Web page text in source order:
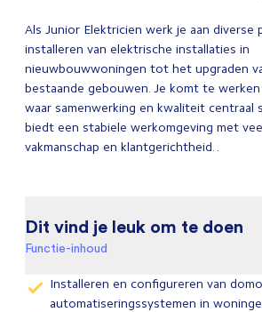
Als Junior Elektricien werk je aan diverse
installeren van elektrische installaties in
nieuwbouwwoningen tot het upgraden
bestaande gebouwen. Je komt te
waar samenwerking en kwaliteit centraal
biedt een stabiele werkomgeving met
vakmanschap en klantgerichtheid. .
Dit vind je leuk om te doen
Functie-inhoud
Installeren en configureren van
automatiseringssystemen in